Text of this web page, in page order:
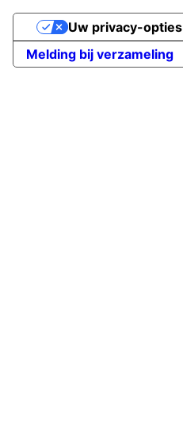
Melding bij verzameling
Uw privacy-opties